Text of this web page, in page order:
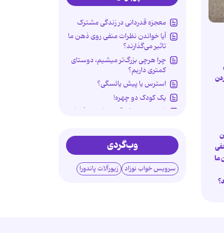
ما
معجزه قدردانی در زندگی مشترک
آیا خواندن نظرات منفی روی ذهن ما
تاثیر می‌گذارند؟
چرا هرچی بزرگ‌تر میشیم، دوستای
کمتری داریم؟
استرس یا پیش یائسگی؟
یک کودک دو چهره!
راز محبوبیت غمگین‌نمایی در فضای
جنگ با پرچم دروغین
ردپای سوگ در روان کودکان
مراقبت‌های سلامتی پس از اربعین
شکستن قولنج گردن خطرناک
وب‌گردی
سرویس خواب نوزاد زیورآلات پاندورا